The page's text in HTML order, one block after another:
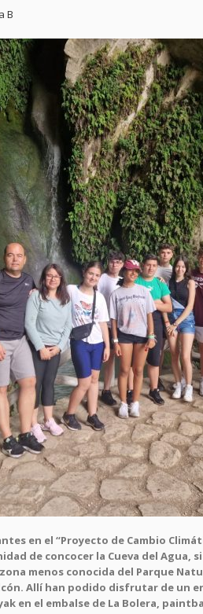
B
en el “Proyecto de Cambio
de concocer la Cueva del Agua,
menos conocida del Parque
Allí han podido disfrutar de un
en el embalse de La Bolera,